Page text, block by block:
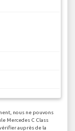
nous ne pouvons
Mercedes C Class
auprès de la